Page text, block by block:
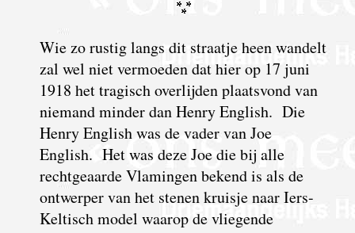
Wie zo rustig langs dit straatje heen wandelt
zal wel niet vermoeden dat hier op 17 juni
1918 het tragisch overlijden plaatsvond van
niemand minder dan Henry English. Die
Henry English was de vader van Joe
English. Het was deze Joe die bij alle
rechtgeaarde Vlamingen bekend is als de
ontwerper van het stenen kruisje naar Iers-
Keltisch model waarop de vliegende